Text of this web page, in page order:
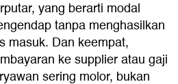
yang berarti modal
tanpa menghasilkan
masuk. Dan keempat,
ke supplier atau gaji
sering molor, bukan